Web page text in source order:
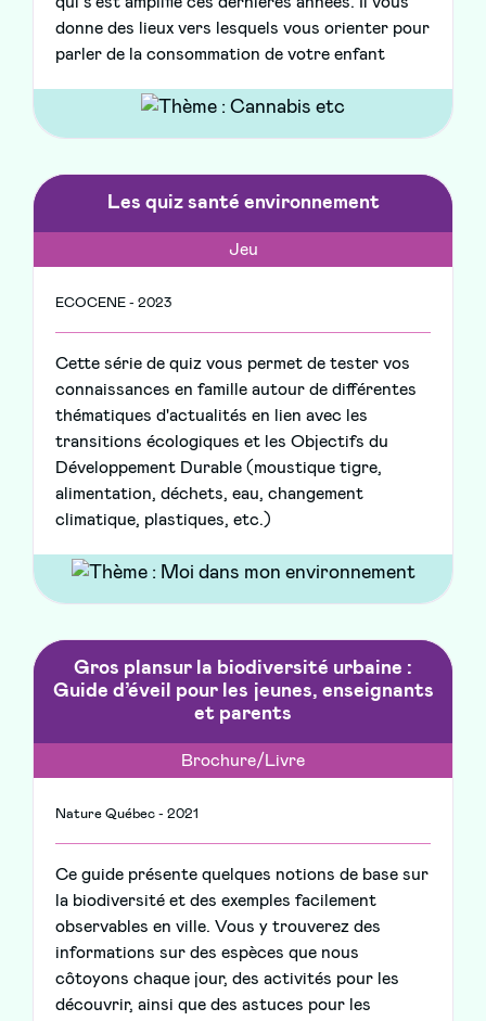
donne des lieux vers lesquels vous orienter pour
parler de la consommation de votre enfant
Les quiz santé environnement
Jeu
ECOCENE - 2023
Cette série de quiz vous permet de tester vos
connaissances en famille autour de différentes
thématiques d'actualités en lien avec les
transitions écologiques et les Objectifs du
Développement Durable (moustique tigre,
alimentation, déchets, eau, changement
climatique, plastiques, etc.)
Gros plansur la biodiversité urbaine :
Guide d’éveil pour les jeunes, enseignants
et parents
Brochure/Livre
Nature Québec - 2021
Ce guide présente quelques notions de base sur
la biodiversité et des exemples facilement
observables en ville. Vous y trouverez des
informations sur des espèces que nous
côtoyons chaque jour, des activités pour les
découvrir, ainsi que des astuces pour les